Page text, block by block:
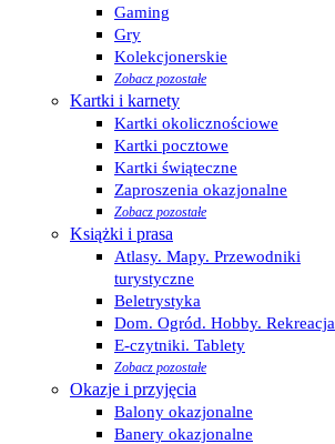
Gaming
Gry
Kolekcjonerskie
Zobacz pozostałe
Kartki i karnety
Kartki okolicznościowe
Kartki pocztowe
Kartki świąteczne
Zaproszenia okazjonalne
Zobacz pozostałe
Książki i prasa
Atlasy. Mapy. Przewodniki
turystyczne
Beletrystyka
Dom. Ogród. Hobby. Rekreacja
E-czytniki. Tablety
Zobacz pozostałe
Okazje i przyjęcia
Balony okazjonalne
Banery okazjonalne